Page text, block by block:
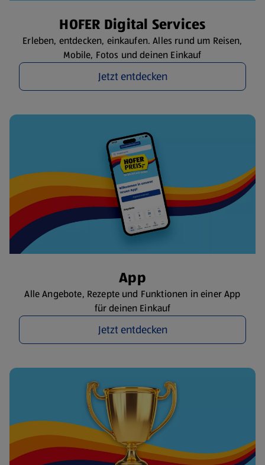
HOFER Digital Services
Erleben, entdecken, einkaufen. Alles rund um Reisen,
Mobile, Fotos und deinen Einkauf
Jetzt entdecken
App
Alle Angebote, Rezepte und Funktionen in einer App
für deinen Einkauf
Jetzt entdecken